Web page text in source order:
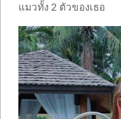
แมวทั้ง 2 ตัวของเธอ